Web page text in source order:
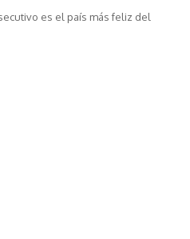
es el país más feliz del